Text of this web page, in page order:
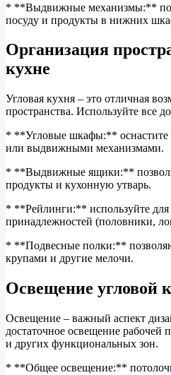
* **Выдвижные механизмы:**
посуду и продукты в нижних
Организация
кухне
Угловая кухня – это отличная
пространства. Используйте все
* **Угловые шкафы:**
или выдвижными механизмами.
* **Выдвижные ящики:**
продукты и кухонную утварь.
* **Рейлинги:** используйте
принадлежностей (половники,
* **Подвесные полки:**
крупами и другие мелочи.
Освещение угловой
Освещение – важный аспект
достаточное освещение рабочей
и других функциональных зон.
* **Общее освещение:**